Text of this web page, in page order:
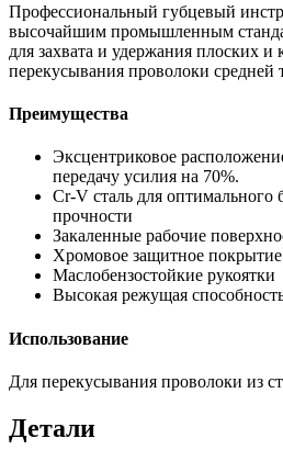
Профессиональный губцевый
высочайшим промышленным
для захвата и удержания плоских и
перекусывания проволоки средней
Преимущества
Эксцентриковое
передачу усилия на 70%.
Сr-V сталь для оптимального
прочности
Закаленные рабочие
Хромовое защитное покрытие
Маслобензостойкие рукоятки
Высокая режущая
Использование
Для перекусывания проволоки из
Детали